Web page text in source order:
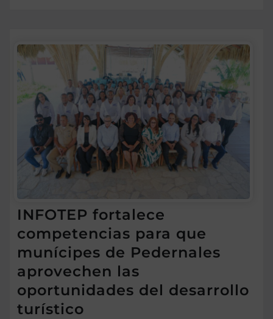
INFOTEP fortalece
competencias para que
munícipes de Pedernales
aprovechen las
oportunidades del desarrollo
turístico